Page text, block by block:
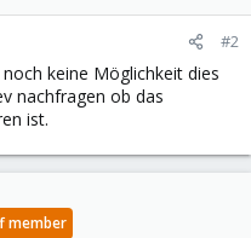
#2
keine Möglichkeit dies
nachfragen ob das
ist.
member